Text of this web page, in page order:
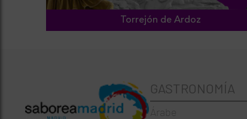
Torrejón de Ardoz
GASTRONOMÍA
Árabe